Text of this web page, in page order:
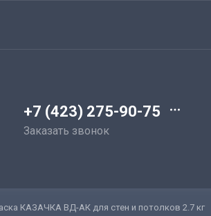
+7 (423) 275-90-75
Заказать звонок
КАЗАЧКА ВД-АК для стен и потолков 2.7 кг